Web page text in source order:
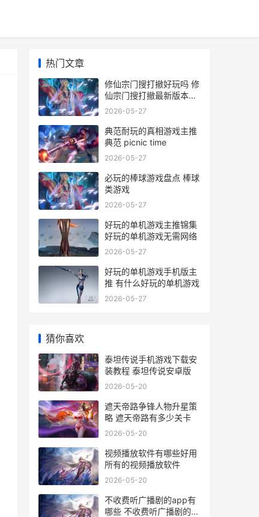
热门文章
修仙宗门搜打撤好玩吗 修
仙宗门搜打撤最新版本更
新包
2026-05-27
典范耐玩的真相游戏主推
典范 picnic time
2026-05-27
必玩的棒球游戏盘点 棒球
类游戏
2026-05-27
好玩的单机游戏主推锦集
好玩的单机游戏无需网络
2026-05-27
好玩的单机游戏手机版主
推 有什么好玩的单机游戏
2026-05-27
猜你喜欢
泰坦传说手机游戏下载安
装教程 泰坦传说安卓版
2026-05-20
遮天帝路争锋人物升星策
略 遮天帝路有多少关卡
2026-05-20
视频播放软件有哪些好用
所有的视频播放软件
2026-05-20
不收费听广播剧的app有
哪些 不收费听广播剧的